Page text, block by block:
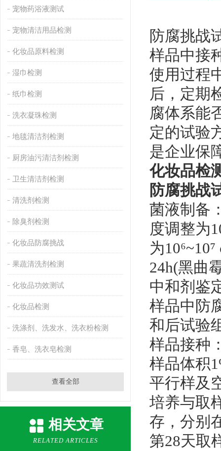
宠物药浴液测试
宠物清洁用品检测
化妆品原料检测
湿巾检测
纸巾检测
洗衣凝珠检测
地毯清洁剂检测
厨房油污清洁剂检测
卫生清洁剂检测
清洗剂检测
除臭剂检测
化妆品防腐挑战
果蔬清洗剂检测
化妆品功效测试
化妆品检测
洗涤剂、洗发水、洗衣粉检测
香皂、洗衣皂检测
查看全部
相关文章
RELATED ARTICLES
防腐挑战
样品中接
使用过程
后，定期
腐体系能
定的试验
是企业保
化妆品检
防腐挑战
菌液制备
度调整为
为
24h(黑曲
中和剂鉴
样品中防
和后试验
样品接种
样品体积
平行样及
培养与取
存，分别
第28天取